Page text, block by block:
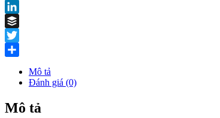
Facebook
LinkedIn
Buffer
Twitter
Mô tả
Đánh giá (0)
Mô tả